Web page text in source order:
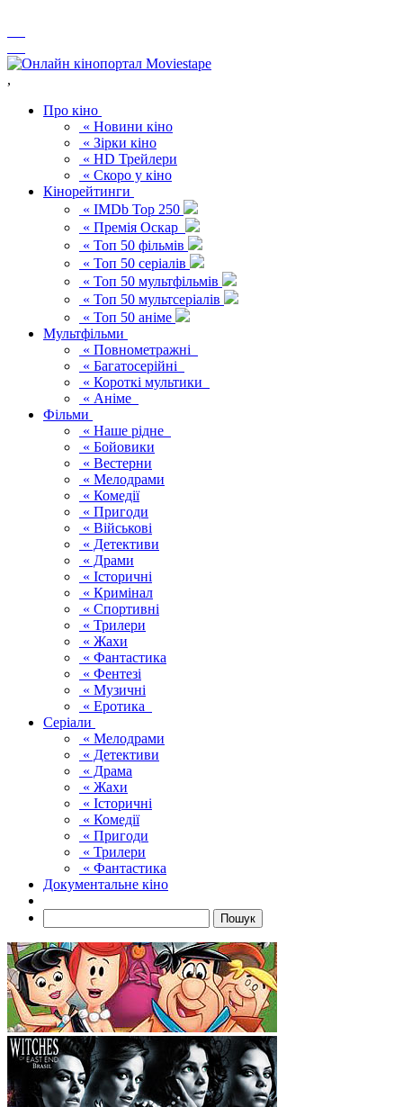
,
Про кіно
« Новини кіно
« Зірки кіно
« HD Трейлери
« Скоро у кіно
Кінорейтинги
« IMDb Top 250
« Премія Оскар
« Топ 50 фільмів
« Топ 50 серіалів
« Топ 50 мультфільмів
« Топ 50 мультсеріалів
« Топ 50 аніме
Мультфільми
« Повнометражні
« Багатосерійні
« Короткі мультики
« Аніме
Фільми
« Наше рідне
« Бойовики
« Вестерни
« Мелодрами
« Комедії
« Пригоди
« Військові
« Детективи
« Драми
« Історичні
« Кримінал
« Спортивні
« Трилери
« Жахи
« Фантастика
« Фентезі
« Музичні
« Еротика
Серіали
« Мелодрами
« Детективи
« Драма
« Жахи
« Історичні
« Комедії
« Пригоди
« Трилери
« Фантастика
Документальне кіно
Пошук